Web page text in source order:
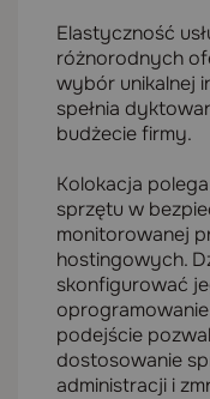
Elastyczność
różnorodnych
wybór unikalnej
spełnia
budżecie firmy.
Kolokacja
sprzętu w
monitorowanej
hostingowych.
skonfigurować
podejście
dostosowanie
administracji i